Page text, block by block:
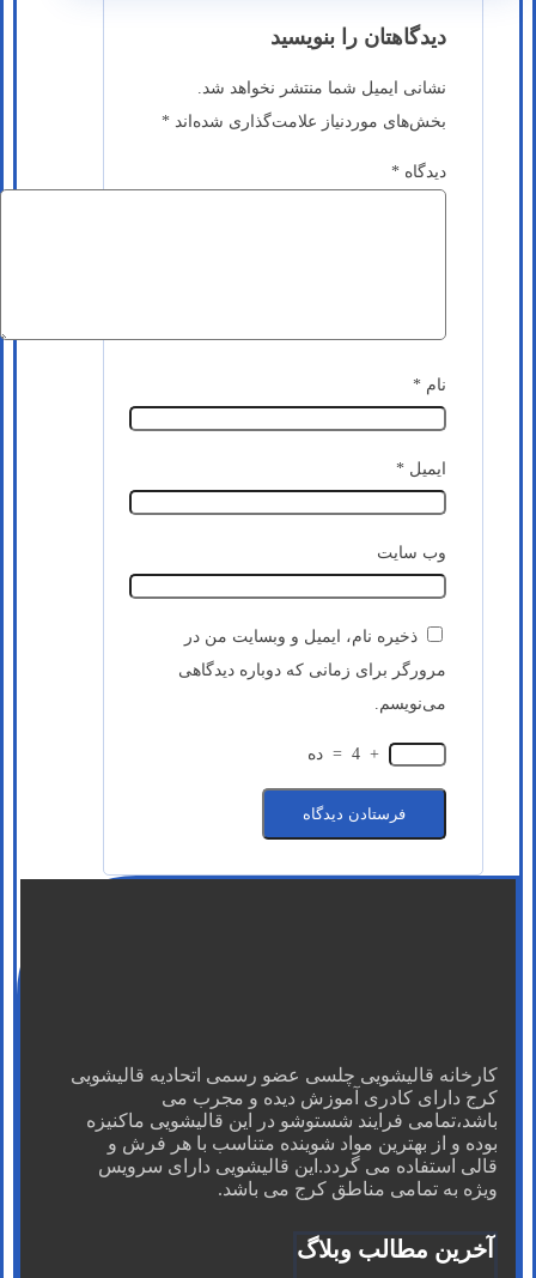
دیدگاهتان را بنویسید
نشانی ایمیل شما منتشر نخواهد شد.
بخش‌های موردنیاز علامت‌گذاری شده‌اند *
دیدگاه *
نام *
ایمیل *
وب‌ سایت
ذخیره نام، ایمیل و وبسایت من در
مرورگر برای زمانی که دوباره دیدگاهی
می‌نویسم.
+
4
= ده
کارخانه قالیشویی چلسی عضو رسمی اتحادیه قالیشویی
کرج دارای کادری آموزش دیده و مجرب می
باشد،تمامی فرایند شستوشو در این قالیشویی ماکنیزه
بوده و از بهترین مواد شوینده متناسب با هر فرش و
قالی استفاده می گردد.این قالیشویی دارای سرویس
ویژه به تمامی مناطق کرج می باشد.
آخرین مطالب وبلاگ